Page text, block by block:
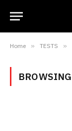
Home » TESTS »